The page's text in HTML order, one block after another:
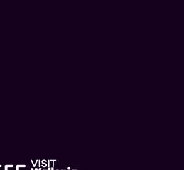
Visit Wallonia